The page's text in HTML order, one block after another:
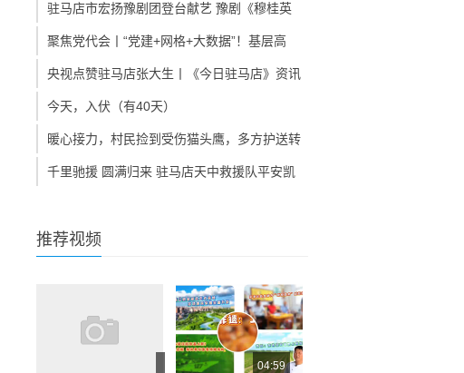
驻马店市宏扬豫剧团登台献艺 豫剧《穆桂英
聚焦党代会丨“党建+网格+大数据”！基层高
央视点赞驻马店张大生丨《今日驻马店》资讯
今天，入伏（有40天）
暖心接力，村民捡到受伤猫头鹰，多方护送转
千里驰援 圆满归来 驻马店天中救援队平安凯
推荐视频
04:59